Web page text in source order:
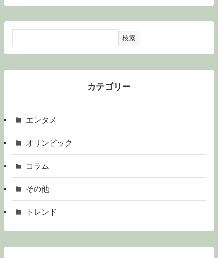
検索
カテゴリー
エンタメ
オリンピック
コラム
その他
トレンド